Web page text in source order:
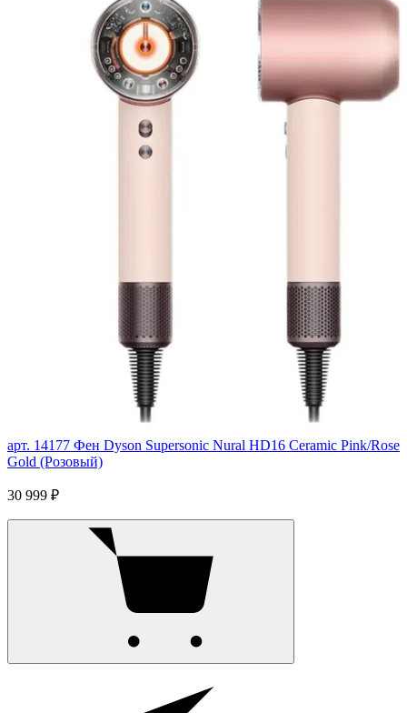
арт. 14177 Фен Dyson Supersonic Nural HD16 Ceramic Pink/Rose
Gold (Розовый)
30 999 ₽